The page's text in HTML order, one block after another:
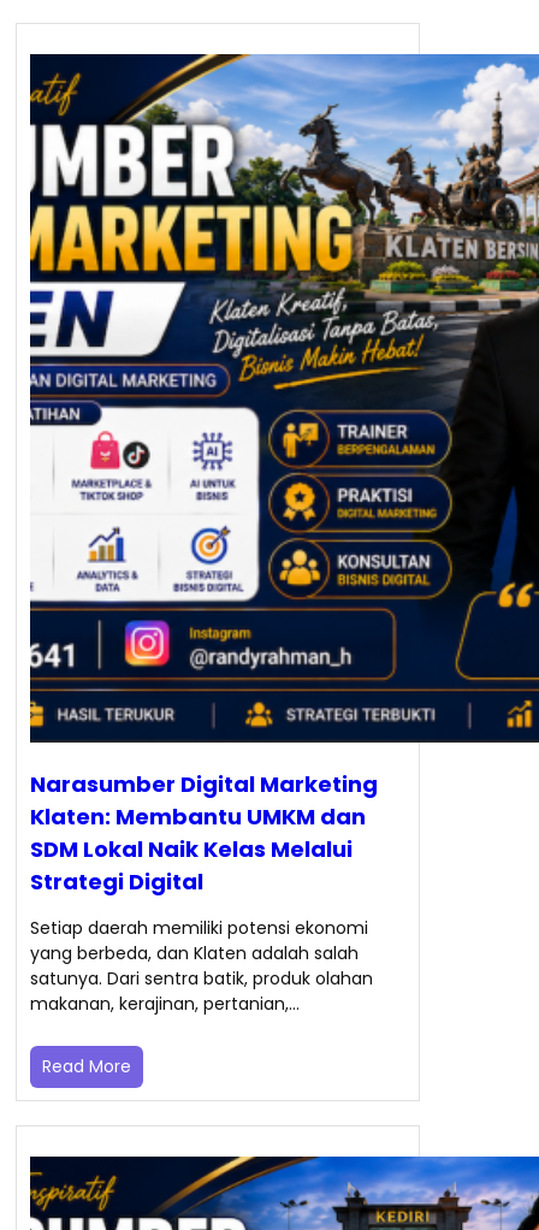
Narasumber Digital Marketing
Klaten: Membantu UMKM dan
SDM Lokal Naik Kelas Melalui
Strategi Digital
Setiap daerah memiliki potensi ekonomi
yang berbeda, dan Klaten adalah salah
satunya. Dari sentra batik, produk olahan
makanan, kerajinan, pertanian,…
Read More